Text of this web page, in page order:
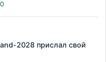
0
2028 прислал свой